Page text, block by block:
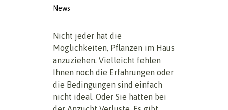
News
Nicht jeder hat die
Möglichkeiten, Pflanzen im Haus
anzuziehen. Vielleicht fehlen
Ihnen noch die Erfahrungen oder
die Bedingungen sind einfach
nicht ideal. Oder Sie hatten bei